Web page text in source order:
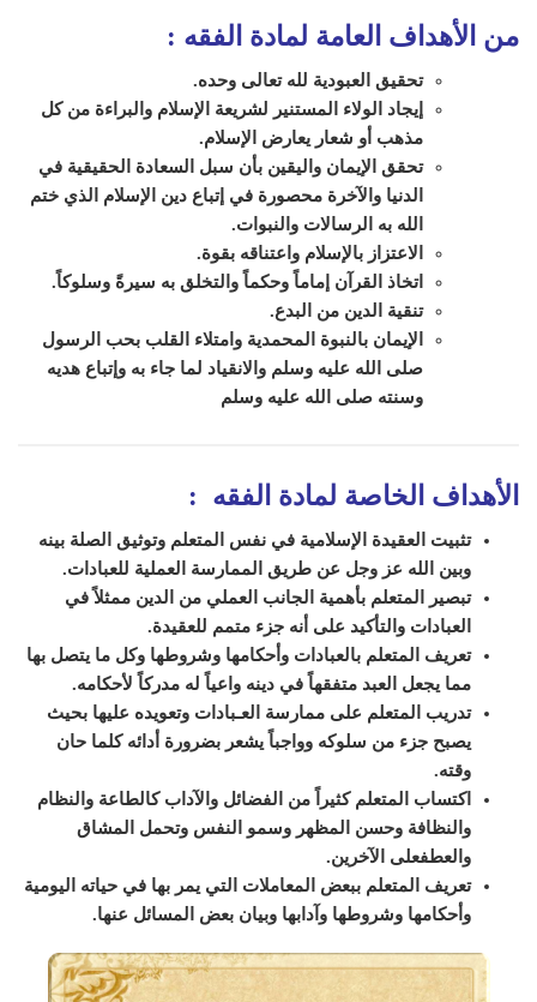
من الأهداف العامة لمادة الفقه :
تحقيق العبودية لله تعالى وحده.
إيجاد الولاء المستنير لشريعة الإسلام والبراءة من كل
مذهب أو شعار يعارض الإسلام.
تحقق الإيمان واليقين بأن سبل السعادة الحقيقية في
الدنيا والآخرة محصورة في إتباع دين الإسلام الذي ختم
الله به الرسالات والنبوات.
الاعتزاز بالإسلام واعتناقه بقوة.
اتخاذ القرآن إماماً وحكماً والتخلق به سيرةً وسلوكاً.
تنقية الدين من البدع.
الإيمان بالنبوة المحمدية وامتلاء القلب بحب الرسول
صلى الله عليه وسلم والانقياد لما جاء به وإتباع هديه
وسنته صلى الله عليه وسلم
الأهداف الخاصة لمادة الفقه :
تثبيت العقيدة الإسلامية في نفس المتعلم وتوثيق الصلة بينه
وبين الله عز وجل عن طريق الممارسة العملية للعبادات.
تبصير المتعلم بأهمية الجانب العملي من الدين ممثلاً في
العبادات والتأكيد على أنه جزء متمم للعقيدة.
تعريف المتعلم بالعبادات وأحكامها وشروطها وكل ما يتصل بها
مما يجعل العبد متفقهاً في دينه واعياً له مدركاً لأحكامه.
تدريب المتعلم على ممارسة العـبادات وتعويده عليها بحيث
يصبح جزء من سلوكه وواجباً يشعر بضرورة أدائه كلما حان
وقته.
اكتساب المتعلم كثيراً من الفضائل والآداب كالطاعة والنظام
والنظافة وحسن المظهر وسمو النفس وتحمل المشاق
والعطفعلى الآخرين.
تعريف المتعلم ببعض المعاملات التي يمر بها في حياته اليومية
وأحكامها وشروطها وآدابها وبيان بعض المسائل عنها.